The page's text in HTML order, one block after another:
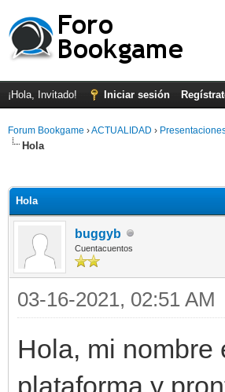
¡Hola, Invitado! Iniciar sesión
Forum Bookgame ›ACTUALIDAD ›
Hola
Hola
buggyb
Cuentacuentos
03-16-2021, 02:51 AM
Hola, mi nombre
plataforma y